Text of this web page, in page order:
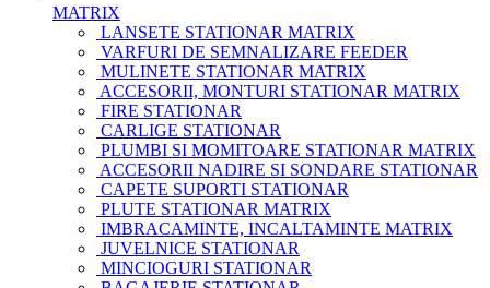
MATRIX
LANSETE STATIONAR MATRIX
VARFURI DE SEMNALIZARE FEEDER
MULINETE STATIONAR MATRIX
ACCESORII, MONTURI STATIONAR MATRIX
FIRE STATIONAR
CARLIGE STATIONAR
PLUMBI SI MOMITOARE STATIONAR MATRIX
ACCESORII NADIRE SI SONDARE STATIONAR
CAPETE SUPORTI STATIONAR
PLUTE STATIONAR MATRIX
IMBRACAMINTE, INCALTAMINTE MATRIX
JUVELNICE STATIONAR
MINCIOGURI STATIONAR